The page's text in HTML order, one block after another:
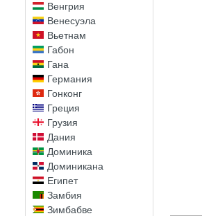
Венгрия
Венесуэла
Вьетнам
Габон
Гана
Германия
Гонконг
Греция
Грузия
Дания
Доминика
Доминикана
Египет
Замбия
Зимбабве